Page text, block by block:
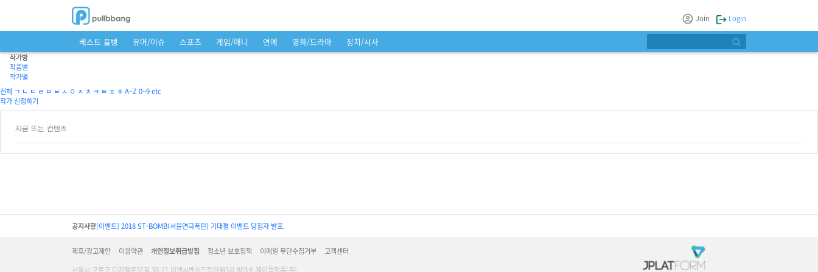
Join Login
베스트 풀빵 유머/이슈 스포츠 게임/애니 연예 영화/드라마 정치/시사
작가방
작품별
작가별
전체 ㄱ ㄴ ㄷ ㄹ ㅁ ㅂ ㅅ ㅇ ㅈ ㅊ ㅋ ㅌ ㅍ ㅎ A~Z0~9etc
작가 신청하기
지금 뜨는 컨텐츠
공지사항[이벤트] 2018 ST-BOMB(서울연극폭탄) 기대평 이벤트 당첨자 발표.
제휴/광고제안 이용약관 개인정보취급방침 청소년 보호정책 이메일 무단수집거부
고객센터
서울시 구로구 디지털로31길 38-21 이앤씨벤처드림타워3차 803호 제이플랫폼(주)